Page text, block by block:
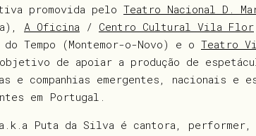
promovida pelo Teatro Nacional D.
A Oficina / Centro Cultural Vila Flor
do Tempo (Montemor-o-Novo) e o Teatro
de apoiar a produção de
e companhias emergentes, nacionais e
em Portugal.
Puta da Silva é cantora, performer,